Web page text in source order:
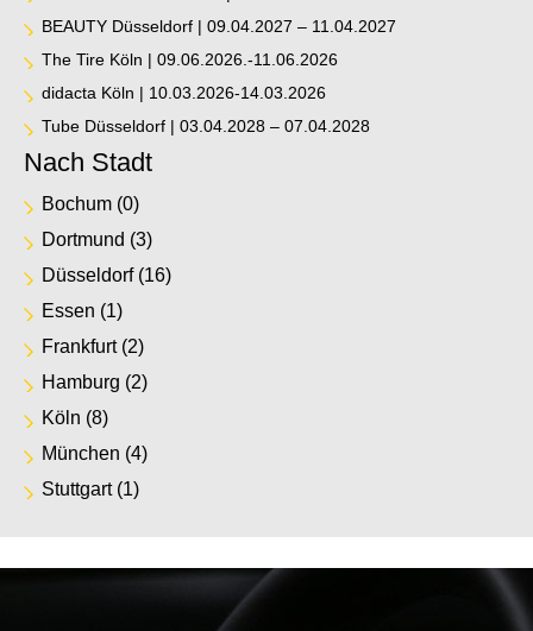
BEAUTY Düsseldorf | 09.04.2027 – 11.04.2027
The Tire Köln | 09.06.2026.-11.06.2026
didacta Köln | 10.03.2026-14.03.2026
Tube Düsseldorf | 03.04.2028 – 07.04.2028
Nach Stadt
Bochum (0)
Dortmund (3)
Düsseldorf(16)
Essen (1)
Frankfurt(2)
Hamburg (2)
Köln (8)
München (4)
Stuttgart(1)